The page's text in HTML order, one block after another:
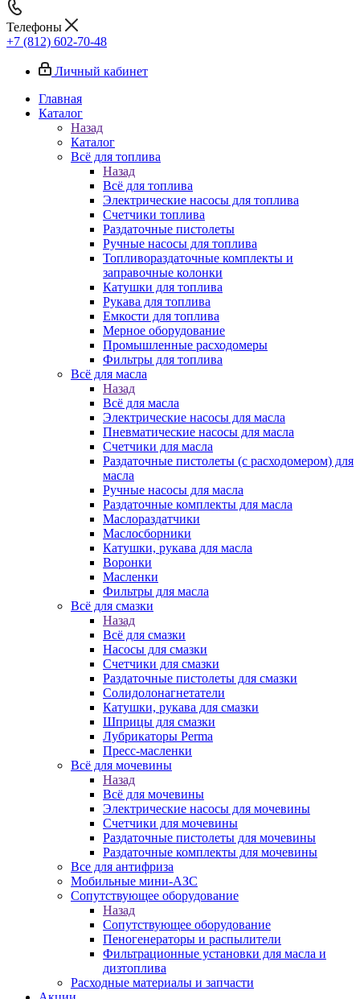
Телефоны
+7 (812) 602-70-48
Личный кабинет
Главная
Каталог
Назад
Каталог
Всё для топлива
Назад
Всё для топлива
Электрические насосы для топлива
Счетчики топлива
Раздаточные пистолеты
Ручные насосы для топлива
Топливораздаточные комплекты и
заправочные колонки
Катушки для топлива
Рукава для топлива
Емкости для топлива
Мерное оборудование
Промышленные расходомеры
Фильтры для топлива
Всё для масла
Назад
Всё для масла
Электрические насосы для масла
Пневматические насосы для масла
Счетчики для масла
Раздаточные пистолеты (с расходомером) для
масла
Ручные насосы для масла
Раздаточные комплекты для масла
Маслораздатчики
Маслосборники
Катушки, рукава для масла
Воронки
Масленки
Фильтры для масла
Всё для смазки
Назад
Всё для смазки
Насосы для смазки
Счетчики для смазки
Раздаточные пистолеты для смазки
Солидолонагнетатели
Катушки, рукава для смазки
Шприцы для смазки
Лубрикаторы Perma
Пресс-масленки
Всё для мочевины
Назад
Всё для мочевины
Электрические насосы для мочевины
Счетчики для мочевины
Раздаточные пистолеты для мочевины
Раздаточные комплекты для мочевины
Все для антифриза
Мобильные мини-АЗС
Сопутствующее оборудование
Назад
Сопутствующее оборудование
Пеногенераторы и распылители
Фильтрационные установки для масла и
дизтоплива
Расходные материалы и запчасти